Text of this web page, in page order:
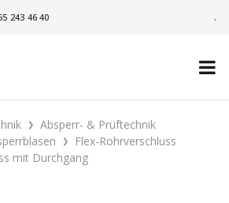
243 46 40 .
Absperr- & Prüftechnik
Flex-Rohrverschluss
mit Durchgang